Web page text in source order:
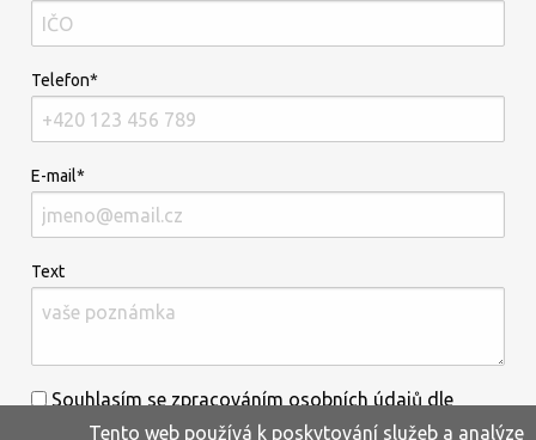
Telefon*
E-mail*
Text
Souhlasím se zpracováním osobních údajů dle
Tento web používá k poskytování služeb a analýze